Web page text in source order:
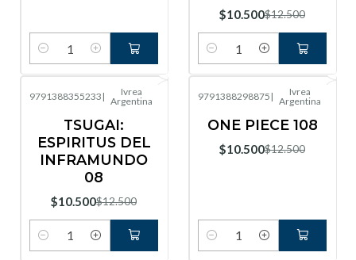
Cantidad
$10.500$12.500
Cantidad
9791388355233 |
Ivrea
Argentina
TSUGAI:
ESPIRITUS DEL
INFRAMUNDO
08
$10.500$12.500
Cantidad
9791388298875 |
Ivrea
Argentina
ONE PIECE 108
$10.500$12.500
Cantidad